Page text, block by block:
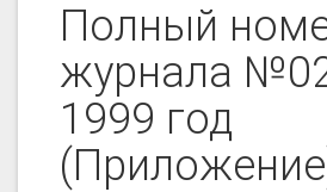
Полный
журнала
1999 год